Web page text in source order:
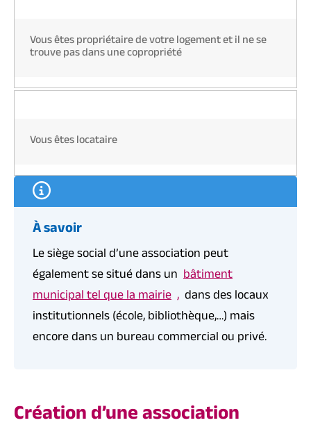
Vous êtes propriétaire de votre logement et il ne se
trouve pas dans une copropriété
Vous êtes locataire
À savoir
Le siège social d’une association peut
également se situé dans un bâtiment
municipal tel que la mairie , dans des locaux
institutionnels (école, bibliothèque,…) mais
encore dans un bureau commercial ou privé.
Création d’une association